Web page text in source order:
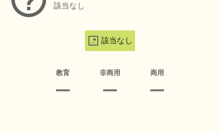
該当なし
該当なし
教育 非商用 商用